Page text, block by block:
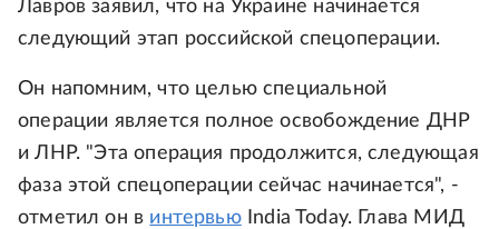
Лавров заявил, что на Украине начинается
следующий этап российской спецоперации.
Он напомним, что целью специальной
операции является полное освобождение ДНР
и ЛНР. "Эта операция продолжится, следующая
фаза этой спецоперации сейчас начинается", -
отметил он в интервьюIndia Today. Глава МИД